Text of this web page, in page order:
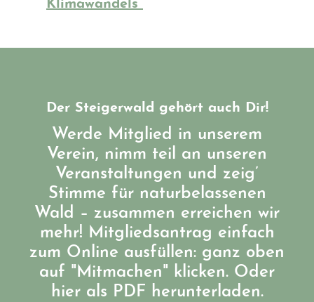
Klimawandels“
Der Steigerwald gehört auch Dir!
Werde Mitglied in unserem
Verein, nimm teil an unseren
Veranstaltungen und zeig’
Stimme für naturbelassenen
Wald – zusammen erreichen wir
mehr! Mitgliedsantrag einfach
zum Online ausfüllen: ganz oben
auf "Mitmachen" klicken. Oder
hier als PDF herunterladen.